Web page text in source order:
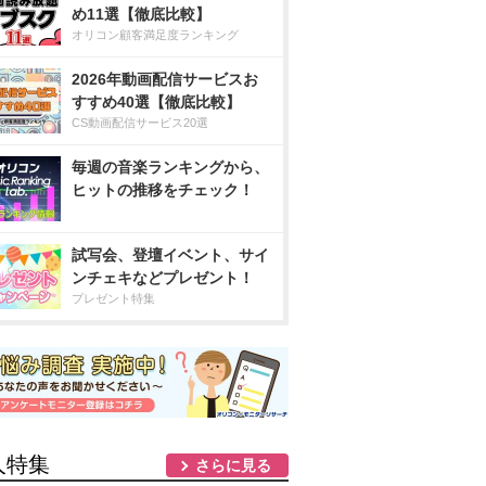
め11選【徹底比較】
オリコン顧客満足度ランキング
2026年動画配信サービスお
すすめ40選【徹底比較】
CS動画配信サービス20選
毎週の音楽ランキングから、
ヒットの推移をチェック！
試写会、登壇イベント、サイ
ンチェキなどプレゼント！
プレゼント特集
特集 さらに見る